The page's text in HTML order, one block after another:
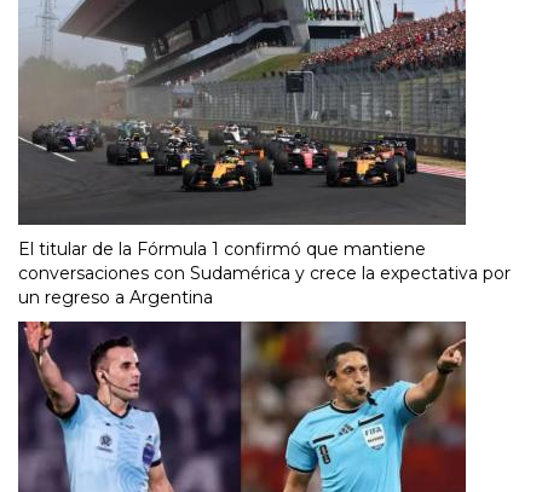
El titular de la Fórmula 1 confirmó que mantiene
conversaciones con Sudamérica y crece la expectativa por
un regreso a Argentina